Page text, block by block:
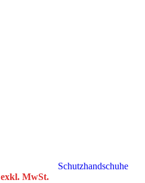
Schutzhandschuhe
exkl. MwSt.